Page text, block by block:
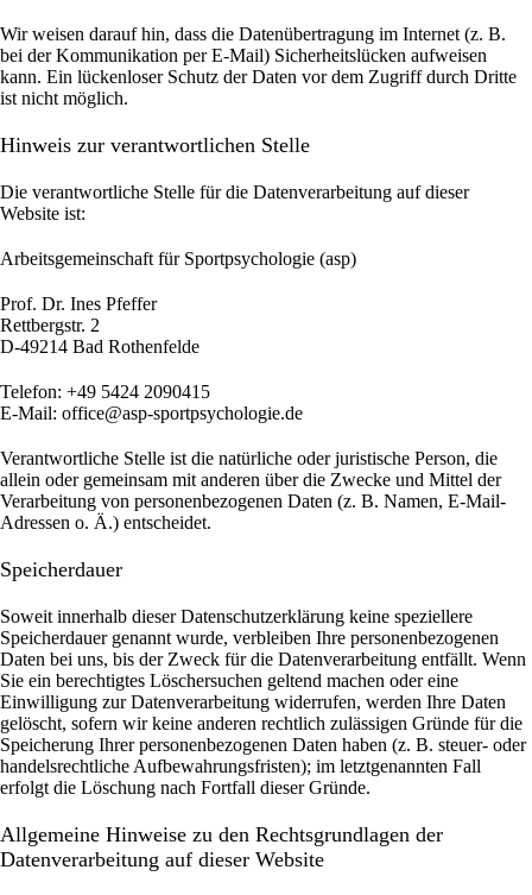
Wir weisen darauf hin, dass die Datenübertragung im Internet (z. B.
bei der Kommunikation per E-Mail) Sicherheitslücken aufweisen
kann. Ein lückenloser Schutz der Daten vor dem Zugriff durch Dritte
ist nicht möglich.
Hinweis zur verantwortlichen Stelle
Die verantwortliche Stelle für die Datenverarbeitung auf dieser
Website ist:
Arbeitsgemeinschaft für Sportpsychologie (asp)
Prof. Dr. Ines Pfeffer
Rettbergstr. 2
D-49214 Bad Rothenfelde
Telefon: +49 5424 2090415
E-Mail: office@asp-sportpsychologie.de
Verantwortliche Stelle ist die natürliche oder juristische Person, die
allein oder gemeinsam mit anderen über die Zwecke und Mittel der
Verarbeitung von personenbezogenen Daten (z. B. Namen, E-Mail-
Adressen o. Ä.) entscheidet.
Speicherdauer
Soweit innerhalb dieser Datenschutzerklärung keine speziellere
Speicherdauer genannt wurde, verbleiben Ihre personenbezogenen
Daten bei uns, bis der Zweck für die Datenverarbeitung entfällt. Wenn
Sie ein berechtigtes Löschersuchen geltend machen oder eine
Einwilligung zur Datenverarbeitung widerrufen, werden Ihre Daten
gelöscht, sofern wir keine anderen rechtlich zulässigen Gründe für die
Speicherung Ihrer personenbezogenen Daten haben (z. B. steuer- oder
handelsrechtliche Aufbewahrungsfristen); im letztgenannten Fall
erfolgt die Löschung nach Fortfall dieser Gründe.
Allgemeine Hinweise zu den Rechtsgrundlagen der
Datenverarbeitung auf dieser Website